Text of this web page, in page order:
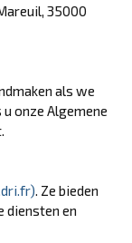
35000
als we
onze Algemene
. Ze bieden
diensten en